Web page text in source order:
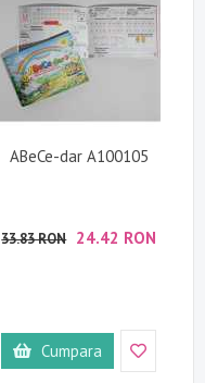
ABeCe-dar A100105
33.83 RON 24.42 RON
Cumpara